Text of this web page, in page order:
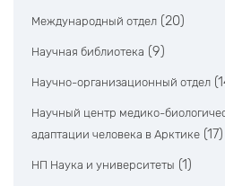
Международный отдел (20)
Научная библиотека (9)
Научно-организационный отдел
Научный центр медико-
адаптации человека в Арктике (17)
НП Наука и университеты (1)